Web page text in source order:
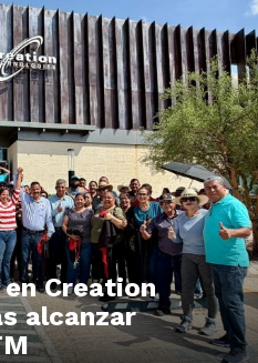
Creation
alcanzar